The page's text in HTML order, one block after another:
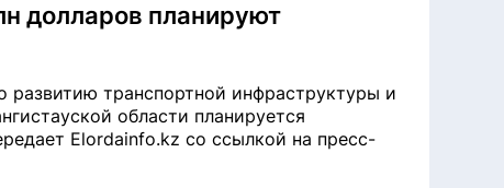
долларов планируют
развитию транспортной инфраструктуры и
области планируется
Elordainfo.kz со ссылкой на пресс-